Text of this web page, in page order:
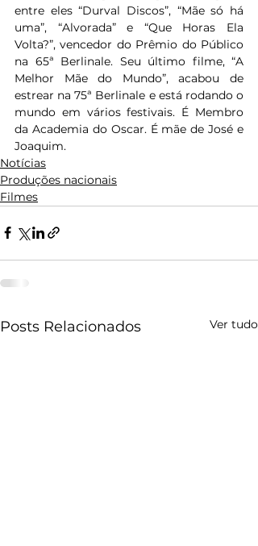
entre eles “Durval Discos”, “Mãe só há
uma”, “Alvorada” e “Que Horas Ela
Volta?”, vencedor do Prêmio do Público
na 65ª Berlinale. Seu último filme, “A
Melhor Mãe do Mundo”, acabou de
estrear na 75ª Berlinale e está rodando o
mundo em vários festivais. É Membro
da Academia do Oscar. É mãe de José e
Joaquim.
Notícias
Produções nacionais
Filmes
Posts Relacionados Ver tudo